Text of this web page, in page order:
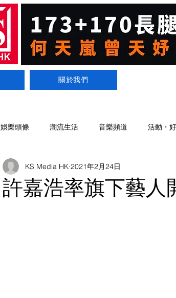
關於我們
娛樂頭條 潮流生活 音樂頻道 活動・
許嘉浩率旗下藝人
KS Media HK 2021年2月24日